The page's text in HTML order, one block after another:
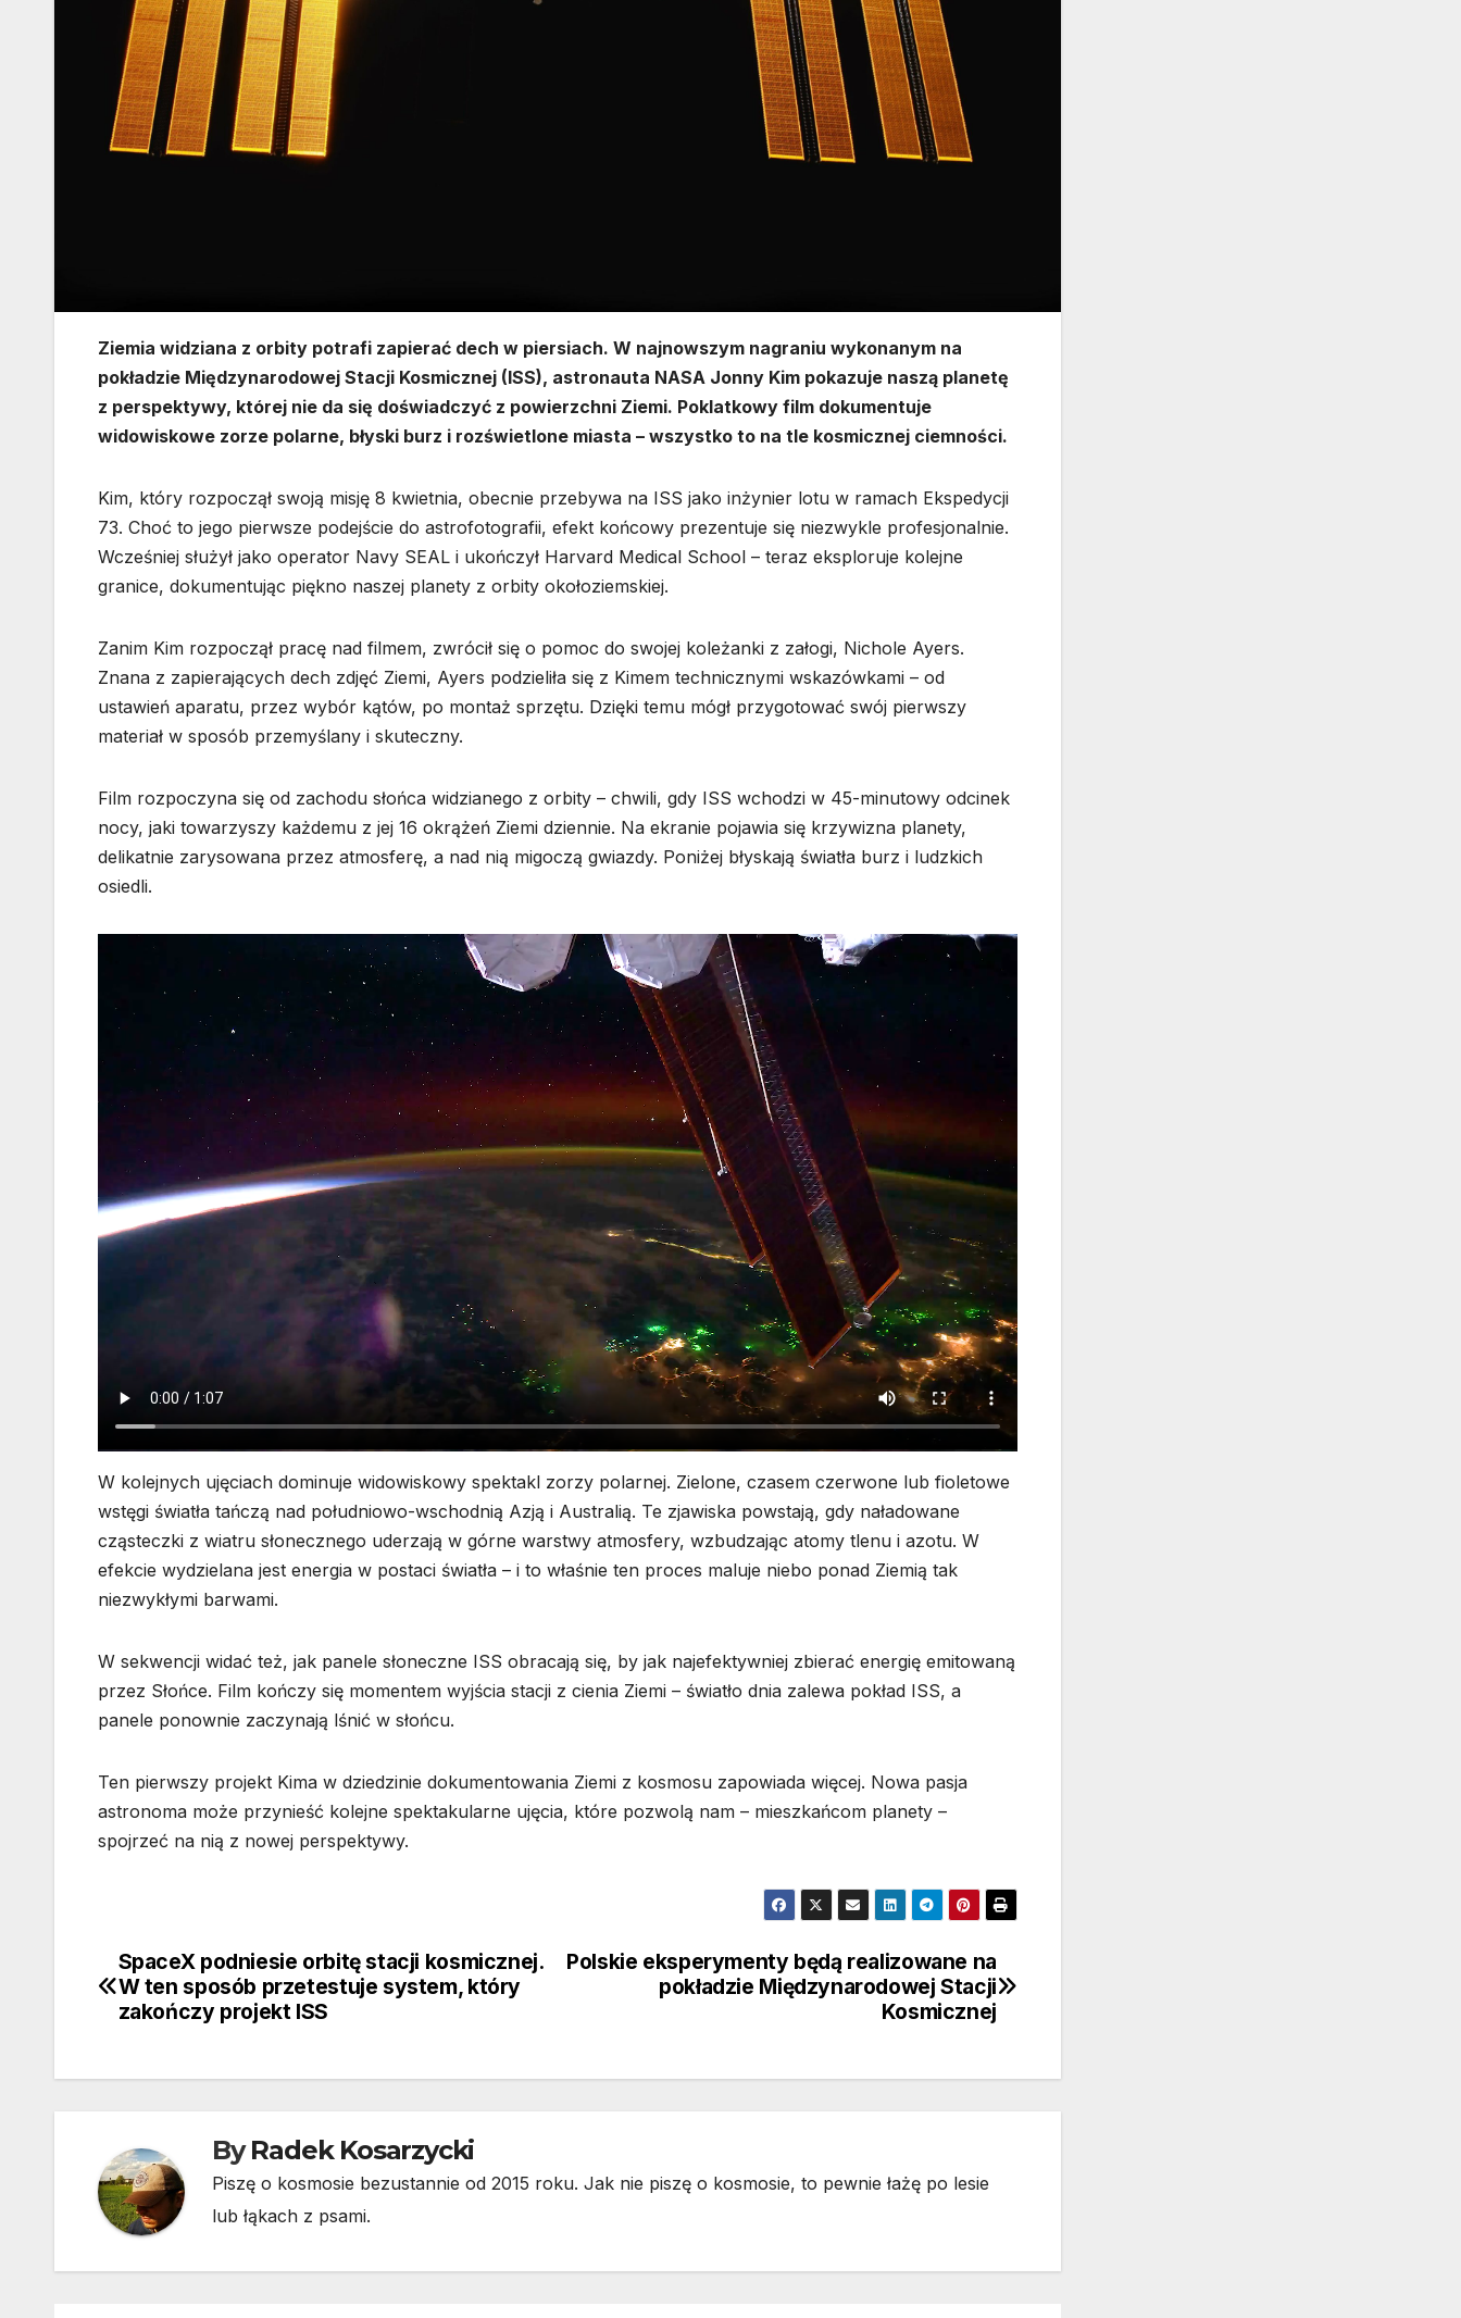
Ziemia widziana z orbity potrafi zapierać dech w piersiach. W najnowszym nagraniu wykonanym na
pokładzie Międzynarodowej Stacji Kosmicznej (ISS), astronauta NASA Jonny Kim pokazuje naszą planetę
z perspektywy, której nie da się doświadczyć z powierzchni Ziemi. Poklatkowy film dokumentuje
widowiskowe zorze polarne, błyski burz i rozświetlone miasta – wszystko to na tle kosmicznej ciemności.
Kim, który rozpoczął swoją misję 8 kwietnia, obecnie przebywa na ISS jako inżynier lotu w ramach Ekspedycji
73. Choć to jego pierwsze podejście do astrofotografii, efekt końcowy prezentuje się niezwykle profesjonalnie.
Wcześniej służył jako operator Navy SEAL i ukończył Harvard Medical School – teraz eksploruje kolejne
granice, dokumentując piękno naszej planety z orbity okołoziemskiej.
Zanim Kim rozpoczął pracę nad filmem, zwrócił się o pomoc do swojej koleżanki z załogi, Nichole Ayers.
Znana z zapierających dech zdjęć Ziemi, Ayers podzieliła się z Kimem technicznymi wskazówkami – od
ustawień aparatu, przez wybór kątów, po montaż sprzętu. Dzięki temu mógł przygotować swój pierwszy
materiał w sposób przemyślany i skuteczny.
Film rozpoczyna się od zachodu słońca widzianego z orbity – chwili, gdy ISS wchodzi w 45-minutowy odcinek
nocy, jaki towarzyszy każdemu z jej 16 okrążeń Ziemi dziennie. Na ekranie pojawia się krzywizna planety,
delikatnie zarysowana przez atmosferę, a nad nią migoczą gwiazdy. Poniżej błyskają światła burz i ludzkich
osiedli.
W kolejnych ujęciach dominuje widowiskowy spektakl zorzy polarnej. Zielone, czasem czerwone lub fioletowe
wstęgi światła tańczą nad południowo-wschodnią Azją i Australią. Te zjawiska powstają, gdy naładowane
cząsteczki z wiatru słonecznego uderzają w górne warstwy atmosfery, wzbudzając atomy tlenu i azotu. W
efekcie wydzielana jest energia w postaci światła – i to właśnie ten proces maluje niebo ponad Ziemią tak
niezwykłymi barwami.
W sekwencji widać też, jak panele słoneczne ISS obracają się, by jak najefektywniej zbierać energię emitowaną
przez Słońce. Film kończy się momentem wyjścia stacji z cienia Ziemi – światło dnia zalewa pokład ISS, a
panele ponownie zaczynają lśnić w słońcu.
Ten pierwszy projekt Kima w dziedzinie dokumentowania Ziemi z kosmosu zapowiada więcej. Nowa pasja
astronoma może przynieść kolejne spektakularne ujęcia, które pozwolą nam – mieszkańcom planety –
spojrzeć na nią z nowej perspektywy.
Nawigacja
wpisu
Polskie eksperymenty będą realizowane na
pokładzie Międzynarodowej Stacji
Kosmicznej
SpaceX podniesie orbitę stacji kosmicznej.
W ten sposób przetestuje system, który
zakończy projekt ISS
ByRadek Kosarzycki
Piszę o kosmosie bezustannie od 2015 roku. Jak nie piszę o kosmosie, to pewnie łażę po lesie
lub łąkach z psami.